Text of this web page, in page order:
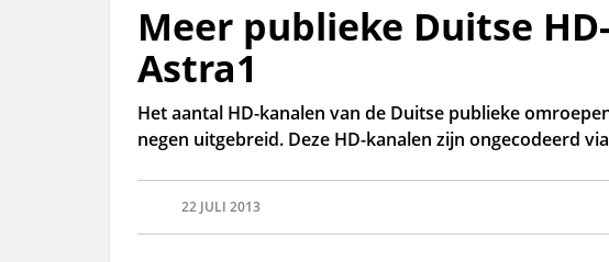
Meer publieke Duitse
Astra1
Het aantal HD-kanalen van de Duitse publieke
negen uitgebreid. Deze HD-kanalen zijn ongecodeerd
22 JULI 2013